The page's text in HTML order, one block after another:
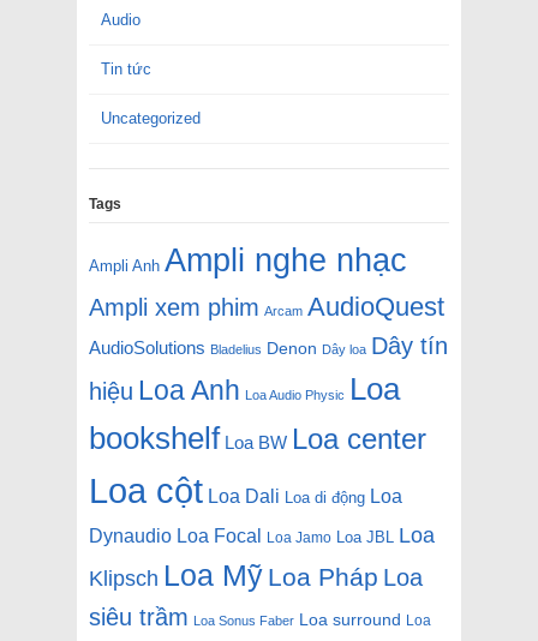
Audio
Tin tức
Uncategorized
Tags
Ampli Anh Ampli nghe nhạc
Ampli xem phim Arcam AudioQuest
AudioSolutions Bladelius Denon Dây loa Dây tín
hiệu Loa Anh Loa Audio Physic Loa
bookshelf Loa BW Loa center
Loa cột Loa Dali Loa di động Loa
Dynaudio Loa Focal Loa Jamo Loa JBL Loa
Klipsch Loa Mỹ Loa Pháp Loa
siêu trầm Loa Sonus Faber Loa surround Loa